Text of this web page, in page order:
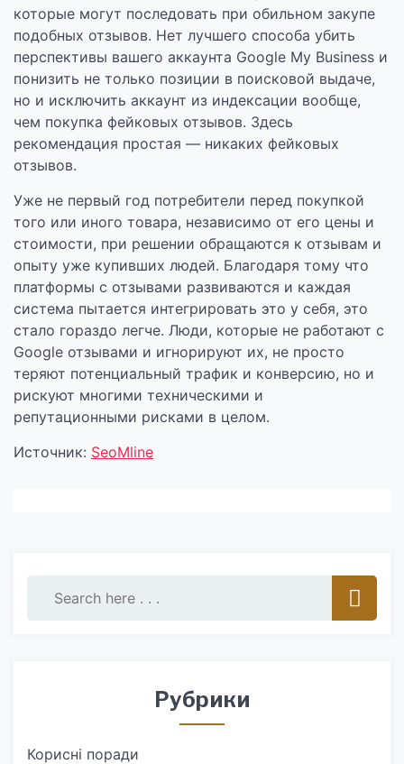
которые могут последовать при обильном закупе
подобных отзывов. Нет лучшего способа убить
перспективы вашего аккаунта Google My Business и
понизить не только позиции в поисковой выдаче,
но и исключить аккаунт из индексации вообще,
чем покупка фейковых отзывов. Здесь
рекомендация простая — никаких фейковых
отзывов.
Уже не первый год потребители перед покупкой
того или иного товара, независимо от его цены и
стоимости, при решении обращаются к отзывам и
опыту уже купивших людей. Благодаря тому что
платформы с отзывами развиваются и каждая
система пытается интегрировать это у себя, это
стало гораздо легче. Люди, которые не работают с
Google отзывами и игнорируют их, не просто
теряют потенциальный трафик и конверсию, но и
рискуют многими техническими и
репутационными рисками в целом.
Источник: SeoMline
Рубрики
Корисні поради